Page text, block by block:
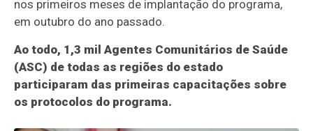
nos primeiros meses de implantação do programa,
em outubro do ano passado.
Ao todo, 1,3 mil Agentes Comunitários de Saúde
(ASC) de todas as regiões do estado
participaram das primeiras capacitações sobre
os protocolos do programa.